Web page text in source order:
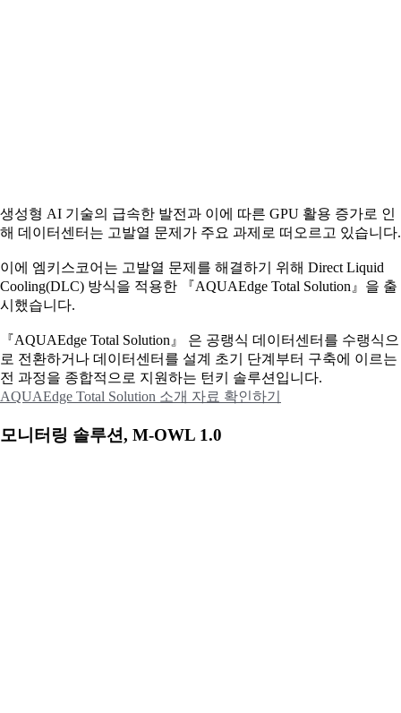
생성형 AI 기술의 급속한 발전과 이에 따른 GPU 활용 증가로 인
해 데이터센터는 고발열 문제가 주요 과제로 떠오르고 있습니다.
이에 엠키스코어는 고발열 문제를 해결하기 위해 Direct Liquid
Cooling(DLC) 방식을 적용한 『AQUAEdge Total Solution』을 출
시했습니다.
『AQUAEdge Total Solution』 은 공랭식 데이터센터를 수랭식으
로 전환하거나 데이터센터를 설계 초기 단계부터 구축에 이르는
전 과정을 종합적으로 지원하는 턴키 솔루션입니다.
AQUAEdge Total Solution 소개 자료 확인하기
모니터링 솔루션, M-OWL 1.0